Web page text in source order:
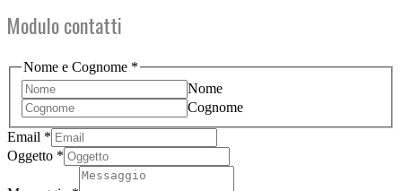
Modulo contatti
Nome e Cognome *
Nome
Cognome
Email *
Oggetto *